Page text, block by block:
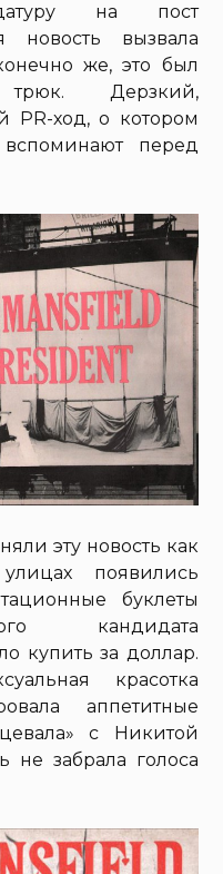
на пост
новость вызвала
же, это был
Дерзкий,
PR-ход, о котором
перед
эту новость как
появились
буклеты
кандидата
купить за доллар.
красотка
аппетитные
с Никитой
не забрала голоса